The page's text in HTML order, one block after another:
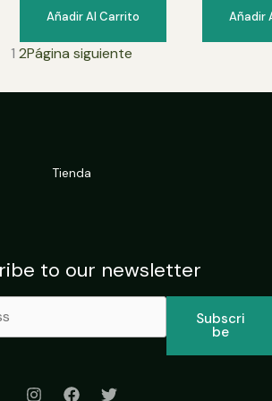
Añadir Al Carrito Añadir
1 2Página siguiente
Tienda
to our newsletter
Subscri
Be